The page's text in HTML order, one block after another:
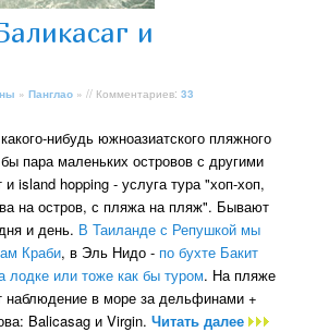
и
»Панглао » // Комментариев:33
нибудь южноазиатского пляжного
пара маленьких островов с другими
island hopping - услуга тура "хоп-хоп,
на остров, с пляжа на пляж". Бывают
и день. В Таиланде с Репушкой мы
Краби, в Эль Нидо - по бухте Бакит
лодке или тоже как бы туром. На пляже
наблюдение в море за дельфинами +
Balicasag и Virgin.Читать далее